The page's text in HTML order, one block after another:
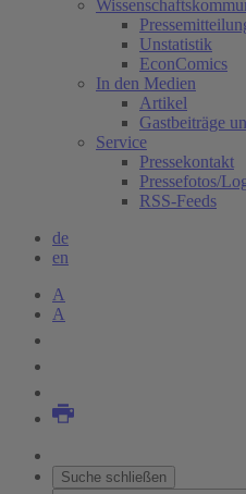
Unstatistik
EconComics
In den Medien
Artikel
Gastbeiträge
Service
Pressekontakt
Pressefotos/
RSS-Feeds
de
en
A
A
Suche schließen